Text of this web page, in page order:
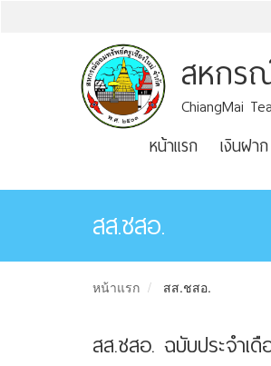
สหกร
ChiangMai
หน้าแรก เงินฝาก
สส.ชสอ.
หน้าแรก สส.ชสอ.
สส.ชสอ. ฉบับประจำเ